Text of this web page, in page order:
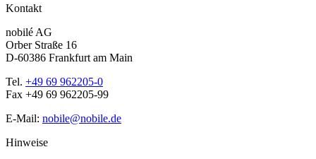
Kontakt
nobilé AG
Orber Straße 16
D-60386 Frankfurt am Main
Tel. +49 69 962205-0
Fax +49 69 962205-99
E-Mail: nobile@nobile.de
Hinweise